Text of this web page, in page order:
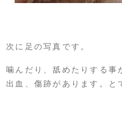
次に足の写真です。
噛んだり、舐めたりする事
出血、傷跡があります。と